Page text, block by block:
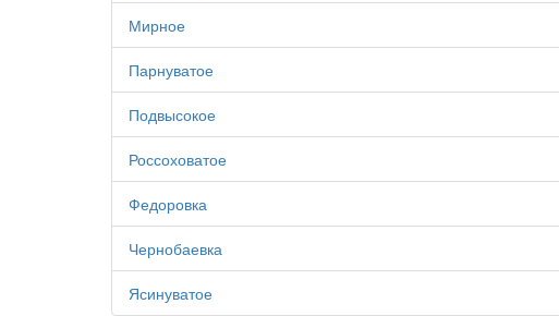
Мирное
Парнуватое
Подвысокое
Россоховатое
Федоровка
Чернобаевка
Ясинуватое